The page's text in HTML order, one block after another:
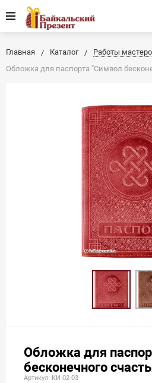
Главная Каталог Работы
Обложка для паспорта "Символ
Обложка для
бесконечного
Артикул: КИ-02-03